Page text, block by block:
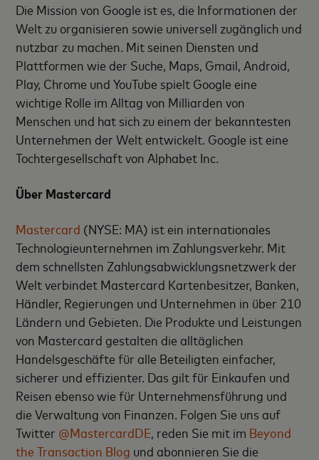
Die Mission von Google ist es, die Informationen der
Welt zu organisieren sowie universell zugänglich und
nutzbar zu machen. Mit seinen Diensten und
Plattformen wie der Suche, Maps, Gmail, Android,
Play, Chrome und YouTube spielt Google eine
wichtige Rolle im Alltag von Milliarden von
Menschen und hat sich zu einem der bekanntesten
Unternehmen der Welt entwickelt. Google ist eine
Tochtergesellschaft von Alphabet Inc.
Über Mastercard
Mastercard (NYSE: MA) ist ein internationales
Technologieunternehmen im Zahlungsverkehr. Mit
dem schnellsten Zahlungsabwicklungsnetzwerk der
Welt verbindet Mastercard Kartenbesitzer, Banken,
Händler, Regierungen und Unternehmen in über 210
Ländern und Gebieten. Die Produkte und Leistungen
von Mastercard gestalten die alltäglichen
Handelsgeschäfte für alle Beteiligten einfacher,
sicherer und effizienter. Das gilt für Einkaufen und
Reisen ebenso wie für Unternehmensführung und
die Verwaltung von Finanzen. Folgen Sie uns auf
Twitter @MastercardDE, reden Sie mit im Beyond
the Transaction Blog und abonnieren Sie die